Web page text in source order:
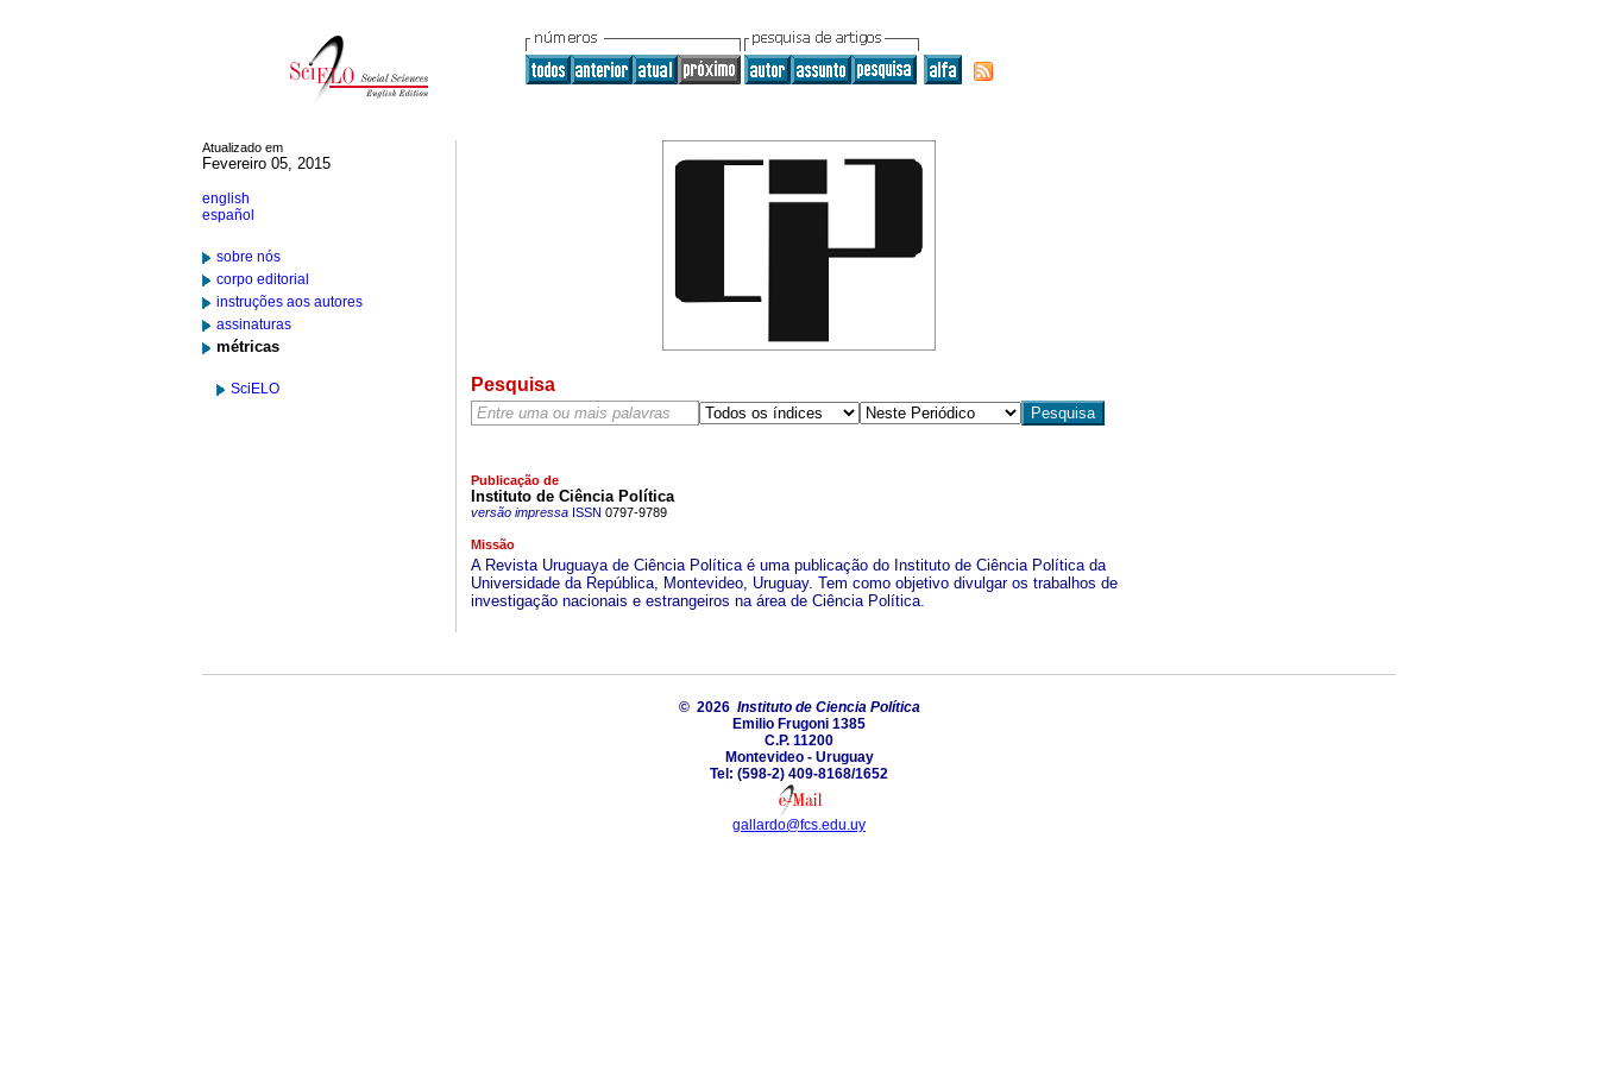
Atualizado em
Fevereiro 05, 2015
english
español
sobre nós
corpo editorial
instruções aos autores
assinaturas
métricas
SciELO Pesquisa
Publicação de
Instituto de Ciência Política
versão impressaISSN 0797-9789
Missão
A Revista Uruguaya de Ciência Política é uma publicação do Instituto de Ciência Política da
Universidade da República, Montevideo, Uruguay. Tem como objetivo divulgar os trabalhos de
investigação nacionais e estrangeiros na área de Ciência Política.
© 2026 Instituto de Ciencia Política
Emilio Frugoni 1385
C.P. 11200
Montevideo - Uruguay
Tel: (598-2) 409-8168/1652
gallardo@fcs.edu.uy